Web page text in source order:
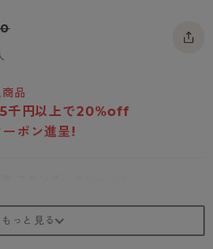
ー
て
品
千円以上で20%off
ポン進呈!